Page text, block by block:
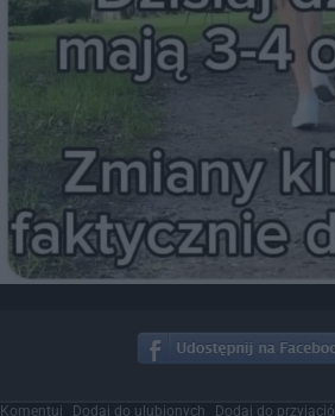
Komentuj Dodaj do ulubionych Dodaj do przyjaciół